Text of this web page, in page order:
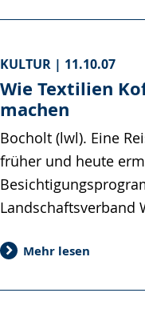
KULTUR | 11.10.07
Wie Textilien
machen
Bocholt (lwl). Eine
früher und heute
Landschaftsverband
Mehr lesen